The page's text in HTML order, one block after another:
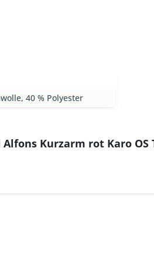
40 % Polyester
Kurzarm rot Karo OS